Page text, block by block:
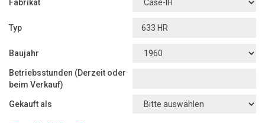
Rasentraktoren
Jetzt Bewerten
Fabrikat
Typ
Baujahr
Betriebsstunden (Derzeit oder
beim Verkauf)
Gekauft als